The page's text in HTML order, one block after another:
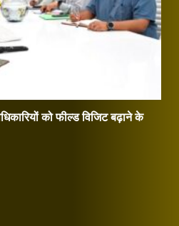
को फील्ड विजिट बढ़ाने के